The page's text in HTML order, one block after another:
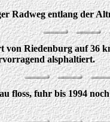
Radweg entlang der
Riedenburg auf 36
alsphaltiert.
floss, fuhr bis 1994